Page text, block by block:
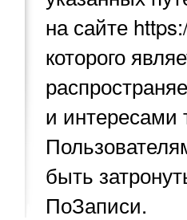
на сайте
которого
и
быть
ПоЗаписи.